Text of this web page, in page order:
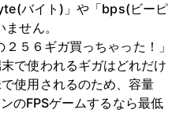
バイト)」や「bps(ビーピ
せん。
５６ギガ買っちゃった！」
で使われるギガはどれだけ
使用されるのため、容量
のFPSゲームするなら最低